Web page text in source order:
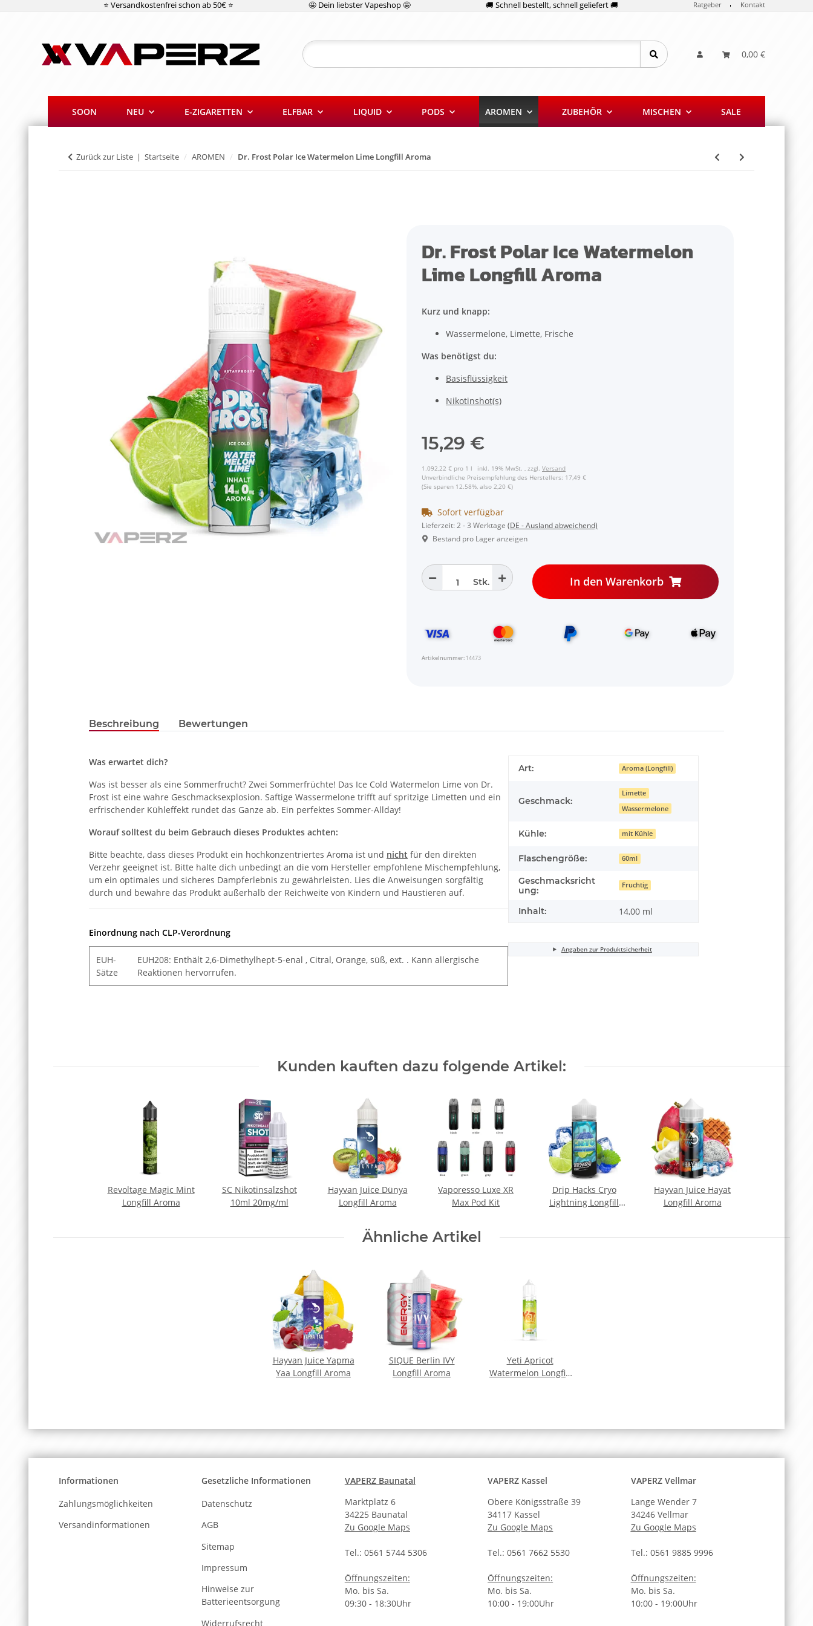
Ratgeber Kontakt
⭐ Versandkostenfrei schon ab 50€ ⭐ 🤩 Dein liebster Vapeshop 🤩 🚚 Schnell bestellt, schnell geliefert 🚚
0,00 €
SOON NEU E-ZIGARETTEN ELFBAR LIQUID PODS AROMEN ZUBEHÖR MISCHEN SALE
Zurück zur Liste Startseite AROMEN Dr. Frost Polar Ice Watermelon Lime Longfill Aroma
Dr. Frost Polar Ice Watermelon
Lime Longfill Aroma
Kurz und knapp:
Wassermelone, Limette, Frische
Was benötigst du:
Basisflüssigkeit
Nikotinshot(s)
15,29 €
1.092,22 € pro 1 l inkl. 19% MwSt. , zzgl. Versand
Unverbindliche Preisempfehlung des Herstellers: 17,49 €
(Sie sparen 12.58%, also 2,20 €)
Sofort verfügbar
Lieferzeit:2 - 3 Werktage (DE - Ausland abweichend)
Bestand pro Lager anzeigen
Stk. In den Warenkorb
Artikelnummer: 14473
Beschreibung Bewertungen
Was erwartet dich?
Was ist besser als eine Sommerfrucht? Zwei Sommerfrüchte! Das Ice Cold Watermelon Lime von Dr.
Frost ist eine wahre Geschmacksexplosion. Saftige Wassermelone trifft auf spritzige Limetten und ein
erfrischender Kühleffekt rundet das Ganze ab. Ein perfektes Sommer-Allday!
Worauf solltest du beim Gebrauch dieses Produktes achten:
Bitte beachte, dass dieses Produkt ein hochkonzentriertes Aroma ist und nicht für den direkten
Verzehr geeignet ist. Bitte halte dich unbedingt an die vom Hersteller empfohlene Mischempfehlung,
um ein optimales und sicheres Dampferlebnis zu gewährleisten. Lies die Anweisungen sorgfältig
durch und bewahre das Produkt außerhalb der Reichweite von Kindern und Haustieren auf.
Einordnung nach CLP-Verordnung
EUH-
Sätze
EUH208: Enthält 2,6-Dimethylhept-5-enal , Citral, Orange, süß, ext. . Kann allergische
Reaktionen hervorrufen.
Art: Aroma (Longfill)
Geschmack:
Limette
Wassermelone
Kühle: mit Kühle
Flaschengröße: 60ml
Geschmacksricht
ung:
Fruchtig
Inhalt: 14,00 ml
Angaben zur Produktsicherheit
Kunden kauften dazu folgende Artikel:
Revoltage Magic Mint
Longfill Aroma
SC Nikotinsalzshot
10ml 20mg/ml
Hayvan Juice Dünya
Longfill Aroma
Vaporesso Luxe XR
Max Pod Kit
Drip Hacks Cryo
Lightning Longfill
Hayvan Juice Hayat
Longfill Aroma
Ähnliche Artikel
Hayvan Juice Yapma
Yaa Longfill Aroma
SIQUE Berlin IVY
Longfill Aroma
Yeti Apricot
Watermelon Longfill
Informationen
Zahlungsmöglichkeiten
Versandinformationen
Gesetzliche Informationen
Datenschutz
AGB
Sitemap
Impressum
Hinweise zur
Batterieentsorgung
Widerrufsrecht
VAPERZ Baunatal
Marktplatz 6
34225 Baunatal
Zu Google Maps
Tel.: 0561 5744 5306
Öffnungszeiten:
Mo. bis Sa.
09:30 - 18:30Uhr
VAPERZ Kassel
Obere Königsstraße 39
34117 Kassel
Zu Google Maps
Tel.: 0561 7662 5530
Öffnungszeiten:
Mo. bis Sa.
10:00 - 19:00Uhr
VAPERZ Vellmar
Lange Wender 7
34246 Vellmar
Zu Google Maps
Tel.: 0561 9885 9996
Öffnungszeiten:
Mo. bis Sa.
10:00 - 19:00Uhr